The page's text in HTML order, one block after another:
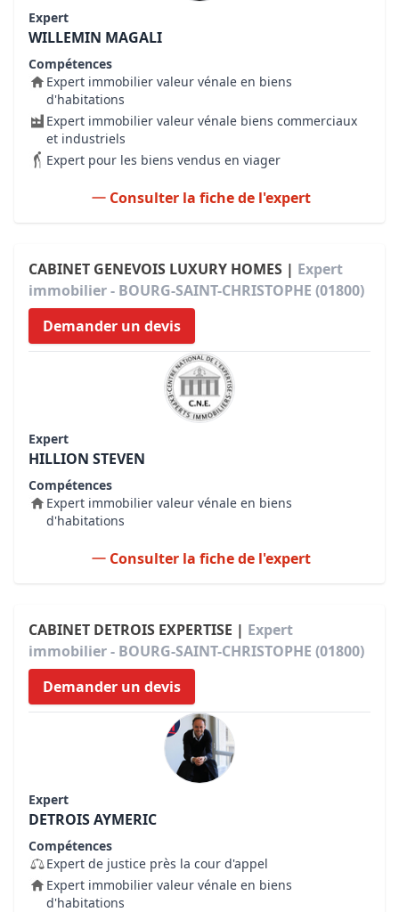
Expert
WILLEMIN MAGALI
Compétences
Expert immobilier valeur vénale en biens
d'habitations
Expert immobilier valeur vénale biens commerciaux
et industriels
Expert pour les biens vendus en viager
Consulter la fiche de l'expert
CABINET GENEVOIS LUXURY HOMES | Expert
immobilier - BOURG-SAINT-CHRISTOPHE (01800)
Demander un devis
Expert
HILLION STEVEN
Compétences
Expert immobilier valeur vénale en biens
d'habitations
Consulter la fiche de l'expert
CABINET DETROIS EXPERTISE | Expert
immobilier - BOURG-SAINT-CHRISTOPHE (01800)
Demander un devis
Expert
DETROIS AYMERIC
Compétences
Expert de justice près la cour d'appel
Expert immobilier valeur vénale en biens
d'habitations